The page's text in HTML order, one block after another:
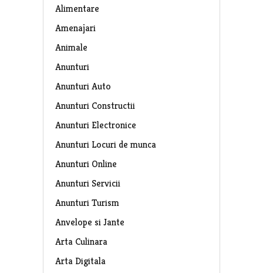
Alimentare
Amenajari
Animale
Anunturi
Anunturi Auto
Anunturi Constructii
Anunturi Electronice
Anunturi Locuri de munca
Anunturi Online
Anunturi Servicii
Anunturi Turism
Anvelope si Jante
Arta Culinara
Arta Digitala